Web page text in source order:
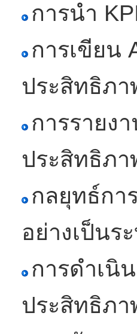
การนำ
การเขียน
ประสิทธิภา
การรายง
ประสิทธิภา
กลยุทธ์กา
อย่างเป็นร
การดำเนิ
ประสิทธิภา